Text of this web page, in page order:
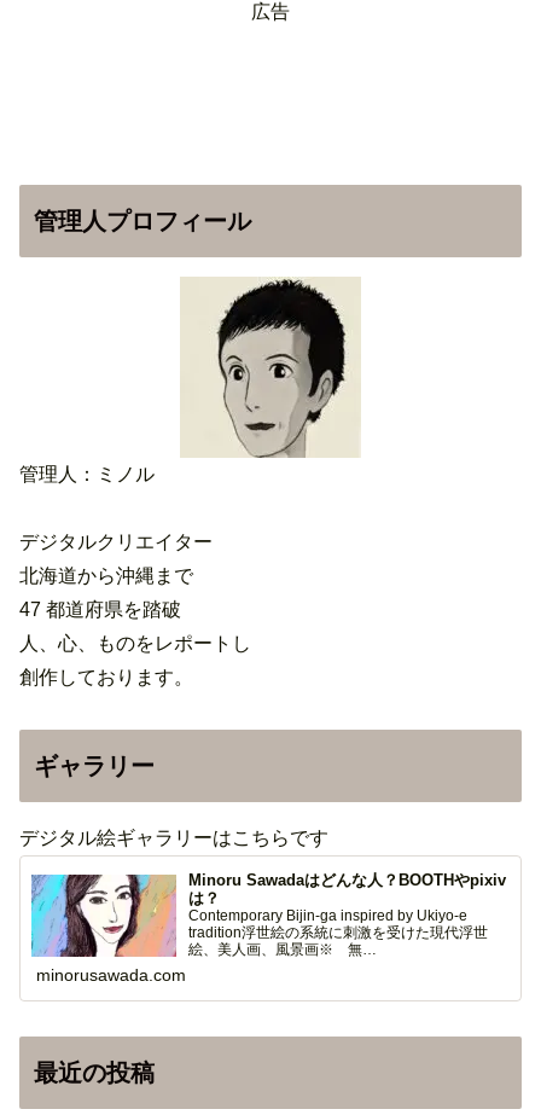
広告
管理人プロフィール
管理人：ミノル
デジタルクリエイター
北海道から沖縄まで
47 都道府県を踏破
人、心、ものをレポートし
創作しております。
ギャラリー
デジタル絵ギャラリーはこちらです
Minoru Sawadaはどんな人？BOOTHやpixiv
は？
Contemporary Bijin-ga inspired by Ukiyo-e
tradition浮世絵の系統に刺激を受けた現代浮世
絵、美人画、風景画※ 無…
minorusawada.com
最近の投稿